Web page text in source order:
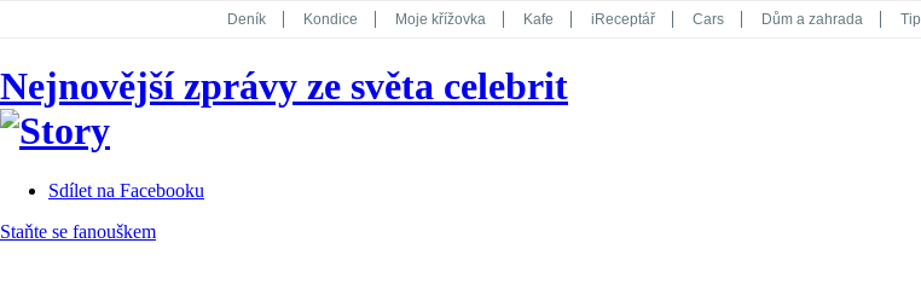
Deník Kondice Moje křížovka Kafe iReceptář Cars Dům a zahrada
Koktejl
Nejnovější zprávy ze světa celebrit
Sdílet na Facebooku
Staňte se fanouškem